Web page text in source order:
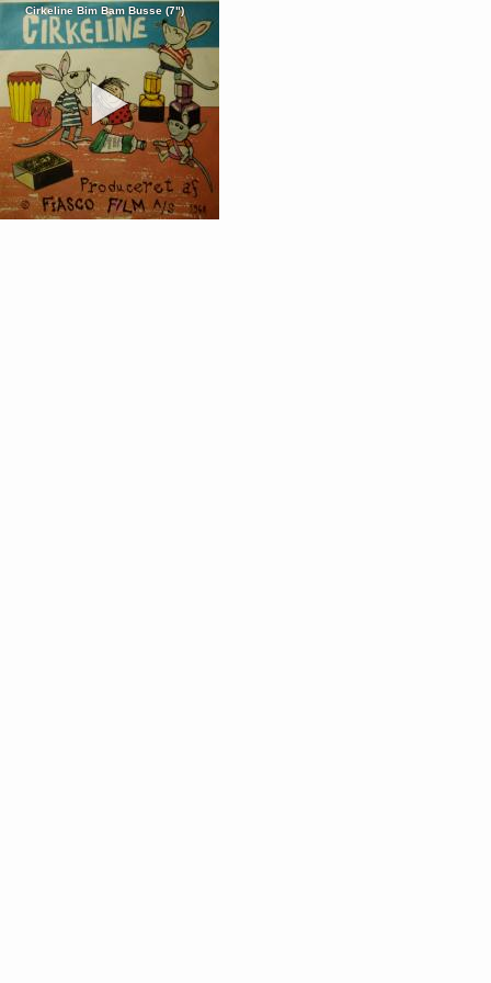
Cirkeline Bim Bam Busse (7")